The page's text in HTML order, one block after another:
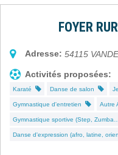
FOYER
Adresse: 54115
Activités proposées:
Karaté Danse de salon
Gymnastique d'entretien Autre
Gymnastique sportive (Step,
Danse d'expression (afro, latine,